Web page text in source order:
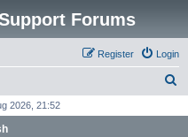
Forums
Login
Register
2026, 21:52